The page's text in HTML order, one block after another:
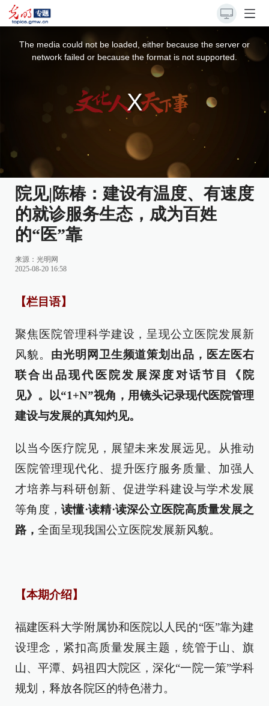
The media could not be loaded, either because the server or
network failed or because the format is not supported.
院见|陈椿：建设有温度、有速度
的就诊服务生态，成为百姓
的“医”靠
来源：光明网
2025-08-20 16:58
【栏目语】
聚焦医院管理科学建设，呈现公立医院发展新
风貌。 由光明网卫生频道策划出品，医左医右
联合出品现代医院发展深度对话节目《院
见》。以“1+N”视角，用镜头记录现代医院管理
建设与发展的真知灼见。
以当今医疗院见，展望未来发展远见。从推动
医院管理现代化、提升医疗服务质量、加强人
才培养与科研创新、促进学科建设与学术发展
等角度，读懂·读精·读深公立医院高质量发展之
路， 全面呈现我国公立医院发展新风貌。
【本期介绍】
福建医科大学附属协和医院以人民的“医”靠为建
设理念，紧扣高质量发展主题，统管于山、旗
山、平潭、妈祖四大院区，深化“一院一策”学科
规划，释放各院区的特色潜力。